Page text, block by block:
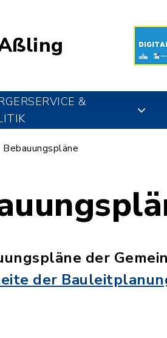
&
Bebauungspläne
der
der